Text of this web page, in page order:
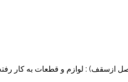
ازسقف) : لوازم و قطعات به کار